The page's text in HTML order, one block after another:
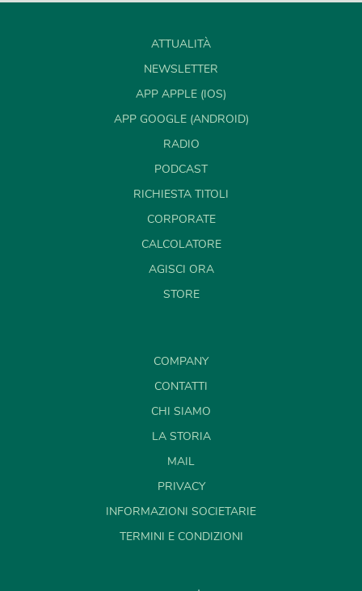
ATTUALITÀ
NEWSLETTER
APP APPLE (IOS)
APP GOOGLE (ANDROID)
RADIO
PODCAST
RICHIESTA TITOLI
CORPORATE
CALCOLATORE
AGISCI ORA
STORE
COMPANY
CONTATTI
CHI SIAMO
LA STORIA
MAIL
PRIVACY
INFORMAZIONI SOCIETARIE
TERMINI E CONDIZIONI